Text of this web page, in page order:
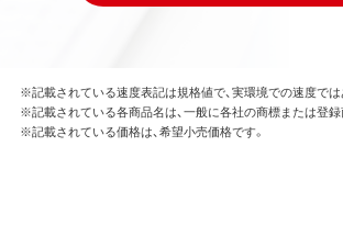
※記載されている速度表記は規格値で、実環境での速度では
※記載されている各商品名は、一般に各社の商標または登録
※記載されている価格は、希望小売価格です。